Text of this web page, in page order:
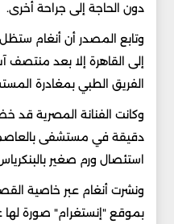
دون الحاجة إلى جراحة أخرى.
وتابع المصدر أن أنغام
إلى القاهرة إلا بعد
الفريق الطبي بمغادرة
وكانت الفنانة المصرية قد
دقيقة في مستشفى بالعاصمة
استئصال ورم صغير
ونشرت أنغام عبر خاصية
بموقع "إنستغرام" صورة لها